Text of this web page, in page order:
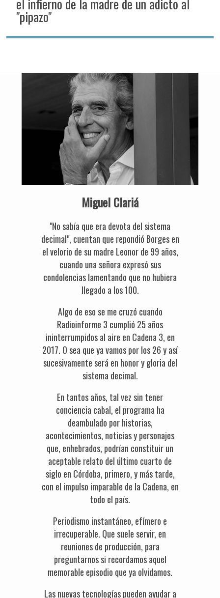
"pipazo"
Miguel Clariá
"No sabía que era devota del sistema
decimal", cuentan que repondió Borges en
el velorio de su madre Leonor de 99 años,
cuando una señora expresó sus
condolencias lamentando que no hubiera
llegado a los 100.
Algo de eso se me cruzó cuando
Radioinforme 3 cumplió 25 años
ininterrumpidos al aire en Cadena 3, en
2017. O sea que ya vamos por los 26 y así
sucesivamente será en honor y gloria del
sistema decimal.
En tantos años, tal vez sin tener
conciencia cabal, el programa ha
deambulado por historias,
acontecimientos, noticias y personajes
que, enhebrados, podrían constituir un
aceptable relato del último cuarto de
siglo en Córdoba, primero, y más tarde,
con el impulso imparable de la Cadena, en
todo el país.
Periodismo instantáneo, efímero e
irrecuperable. Que suele servir, en
reuniones de producción, para
preguntarnos si recordamos aquel
memorable episodio que ya olvidamos.
Las nuevas tecnologías pueden ayudar a